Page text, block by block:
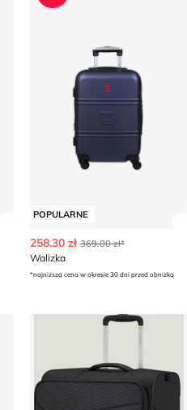
POPULARNE
258.30 zł 369.00 zł*
Walizka
*najniższa cena w okresie 30 dni przed obniżką
Walizka Samsonite